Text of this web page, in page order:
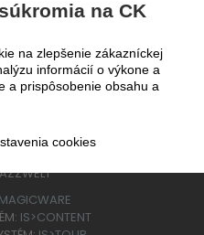
9 - 17 hod
777 888
MAGICWARE
IS>CONTENT
na CK
na zlepšenie zákazníckej
informácií o výkone a
a prispôsobenie obsahu a
cookies